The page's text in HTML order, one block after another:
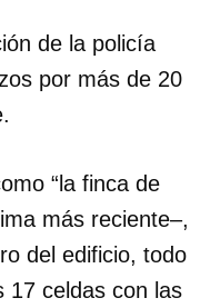
tu
de la policía
por más de 20
“la finca de
más reciente–,
del edificio, todo
17 celdas con las